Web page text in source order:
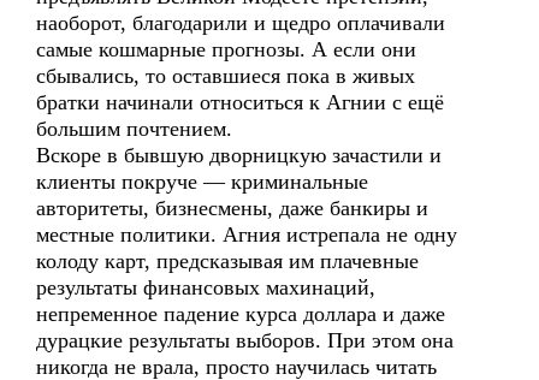
наоборот, благодарили и щедро оплачивали
самые кошмарные прогнозы. А если они
сбывались, то оставшиеся пока в живых
братки начинали относиться к Агнии с ещё
большим почтением.
Вскоре в бывшую дворницкую зачастили и
клиенты покруче — криминальные
авторитеты, бизнесмены, даже банкиры и
местные политики. Агния истрепала не одну
колоду карт, предсказывая им плачевные
результаты финансовых махинаций,
непременное падение курса доллара и даже
дурацкие результаты выборов. При этом она
никогда не врала, просто научилась читать